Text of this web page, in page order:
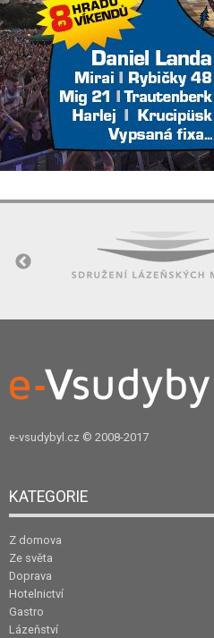
e-vsudybyl.cz © 2008-2017
KATEGORIE
Z domova
Ze světa
Doprava
Hotelnictví
Gastro
Lázeňství